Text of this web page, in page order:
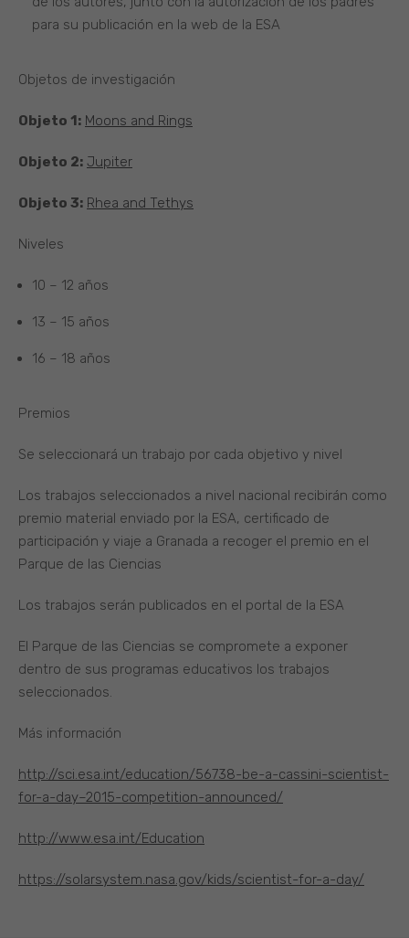
para su publicación en la web de la ESA
Objetos de investigación
Objeto 1: Moons and Rings
Objeto 2: Jupiter
Objeto 3: Rhea and Tethys
Niveles
10 – 12 años
13 – 15 años
16 – 18 años
Premios
Se seleccionará un trabajo por cada objetivo y nivel
Los trabajos seleccionados a nivel nacional recibirán como
premio material enviado por la ESA, certificado de
participación y viaje a Granada a recoger el premio en el
Parque de las Ciencias
Los trabajos serán publicados en el portal de la ESA
El Parque de las Ciencias se compromete a exponer
dentro de sus programas educativos los trabajos
seleccionados.
Más información
http://sci.esa.int/education/56738-be-a-cassini-scientist-
for-a-day–2015-competition-announced/
http://www.esa.int/Education
https://solarsystem.nasa.gov/kids/scientist-for-a-day/